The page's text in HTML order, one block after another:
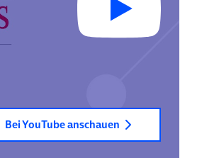
Bei YouTube anschauen